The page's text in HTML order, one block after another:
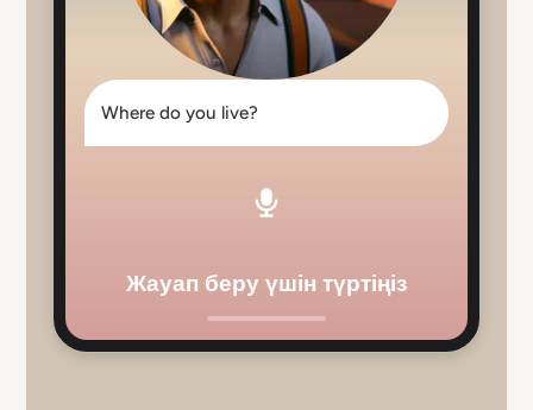
Where do you live?
Жауап беру үшін түртіңіз